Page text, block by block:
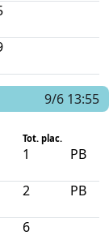
9/6 13:55
Tot. plac.
1 PB
2 PB
6